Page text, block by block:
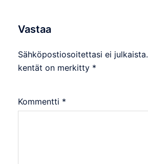
Vastaa
Sähköpostiosoitettasi ei julkaista.
kentät on merkitty *
Kommentti *